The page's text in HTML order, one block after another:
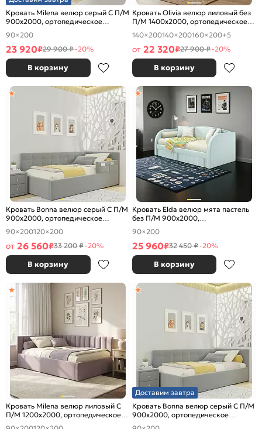
Кровать Milena велюр серый С П/М
900x2000, ортопедическое
основание, изголовье мягкое
90×200
23 920₽29 900 ₽-20%
В корзину
Кровать Olivia велюр лиловый без
П/М 1400x2000, ортопедическое
основание, изголовье мягкое
140×200140×200160×200+5
от 22 320₽27 900 ₽-20%
В корзину
Кровать Bonna велюр серый С П/М
900x2000, ортопедическое
основание, изголовье мягкое
90×200120×200
от 26 560₽33 200 ₽-20%
В корзину
Кровать Elda велюр мята пастель
без П/М 900x2000,
ортопедическое основание,
изголовье мягкое
90×200
25 960₽32 450 ₽-20%
В корзину
Кровать Milena велюр лиловый С
П/М 1200x2000, ортопедическое
основание, изголовье мягкое
Доставим завтра
Кровать Bonna велюр серый С П/М
900x2000, ортопедическое
основание, изголовье мягкое